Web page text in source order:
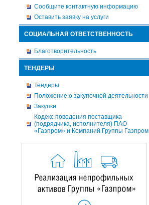
Сообщите контактную информацию
Оставить заявку на услуги
СОЦИАЛЬНАЯ ОТВЕТСТВЕННОСТЬ
Благотворительность
ТЕНДЕРЫ
Тендеры
Положение о закупочной деятельности
Закупки
Кодекс поведения поставщика
(подрядчика, исполнителя) ПАО
«Газпром» и Компаний Группы Газпром